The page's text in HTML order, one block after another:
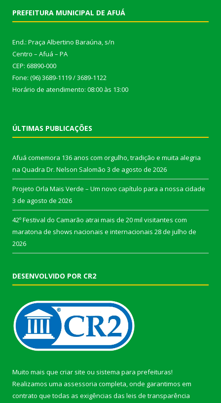
PREFEITURA MUNICIPAL DE AFUÁ
End.: Praça Albertino Baraúna, s/n
Centro – Afuá – PA
CEP: 68890-000
Fone: (96) 3689-1119 / 3689-1122
Horário de atendimento: 08:00 às 13:00
ÚLTIMAS PUBLICAÇÕES
Afuá comemora 136 anos com orgulho, tradição e muita alegria
na Quadra Dr. Nelson Salomão 3 de agosto de 2026
Projeto Orla Mais Verde – Um novo capítulo para a nossa cidade
3 de agosto de 2026
42º Festival do Camarão atrai mais de 20 mil visitantes com
maratona de shows nacionais e internacionais 28 de julho de
2026
DESENVOLVIDO POR CR2
Muito mais que criar site ou sistema para prefeituras!
Realizamos uma assessoria completa, onde garantimos em
contrato que todas as exigências das leis de transparência